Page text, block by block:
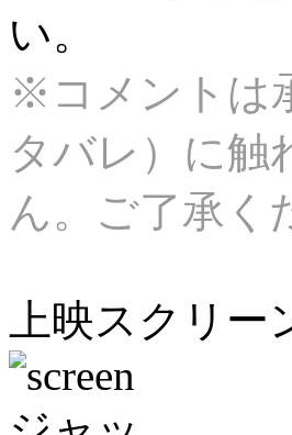
い。
※コメントは
タバレ）に触
ん。ご了承く
上映スクリー